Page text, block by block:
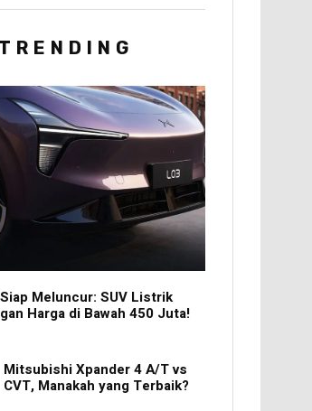
TRENDING
Meluncur: SUV Listrik
Harga di Bawah 450 Juta!
Mitsubishi Xpander 4 A/T vs
CVT, Manakah yang Terbaik?